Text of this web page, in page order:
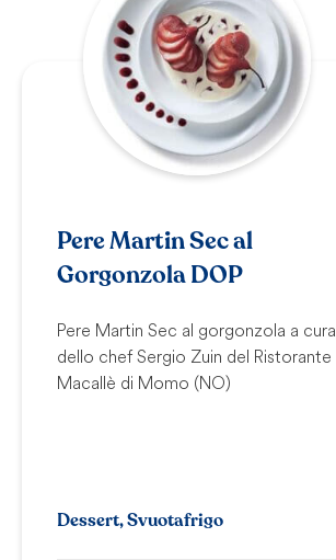
Pere Martin Sec al
Gorgonzola DOP
Pere Martin Sec al gorgonzola a cura
dello chef Sergio Zuin del Ristorante
Macallè di Momo (NO)
Dessert, Svuotafrigo